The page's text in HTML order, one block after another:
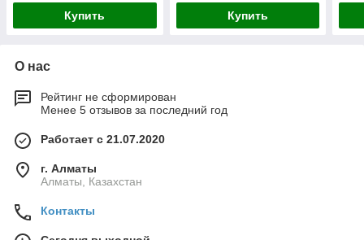
Купить Купить
О нас
Рейтинг не сформирован
Менее 5 отзывов за последний год
Работает с 21.07.2020
г. Алматы
Алматы, Казахстан
Контакты